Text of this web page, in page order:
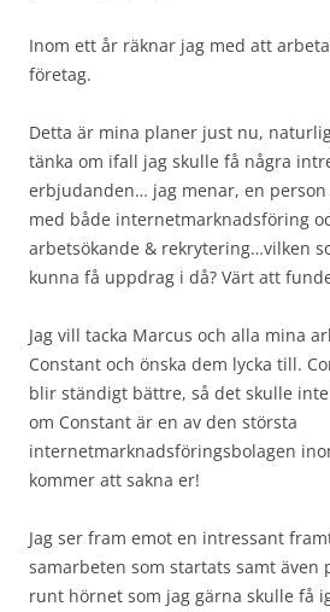
Inom ett år räknar jag med att
företag.
Detta är mina planer just nu,
tänka om ifall jag skulle få några
erbjudanden… jag menar, en
med både internetmarknadsföring
arbetsökande & rekrytering…vilken
kunna få uppdrag i då? Värt att
Jag vill tacka Marcus och alla mina
Constant och önska dem lycka till.
blir ständigt bättre, så det skulle
om Constant är en av den största
internetmarknadsföringsbolagen
kommer att sakna er!
Jag ser fram emot en intressant
samarbeten som startats samt
runt hörnet som jag gärna skulle få